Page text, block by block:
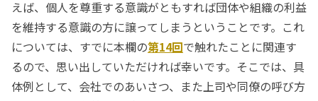
えば、個人を尊重する意識がともすれば団体や組織の利益
を維持する意識の方に譲ってしまうということです。これ
については、すでに本欄の第14回で触れたことに関連す
るので、思い出していただければ幸いです。そこでは、具
体例として、会社でのあいさつ、また上司や同僚の呼び方